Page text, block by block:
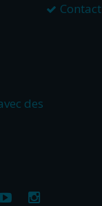
Contact
des